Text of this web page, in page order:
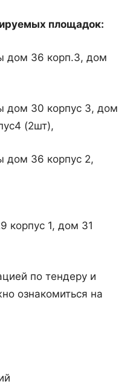
площадок:
дом 36 корп.3, дом
дом 30 корпус 3, дом
(2шт),
дом 36 корпус 2,
корпус 1, дом 31
по тендеру и
ознакомиться на